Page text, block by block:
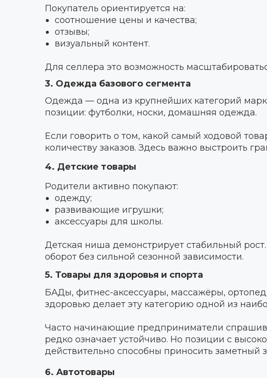
Покупатель ориентируется на:
соотношение цены и качества;
отзывы;
визуальный контент.
Для селлера это возможность
3. Одежда базового сегмента
Одежда — одна из крупнейших категорий
позиции: футболки, носки, домашняя одежда.
Если говорить о том, какой самый ходовой
количеству заказов. Здесь важно выстроить
4. Детские товары
Родители активно покупают:
одежду;
развивающие игрушки;
аксессуары для школы.
Детская ниша демонстрирует стабильный
оборот без сильной сезонной зависимости.
5. Товары для здоровья и спорта
БАДы, фитнес-аксессуары, массажёры,
здоровью делает эту категорию одной из
Часто начинающие предприниматели
редко означает устойчиво. Но позиции с
действительно способны приносить заметный
6. Автотовары